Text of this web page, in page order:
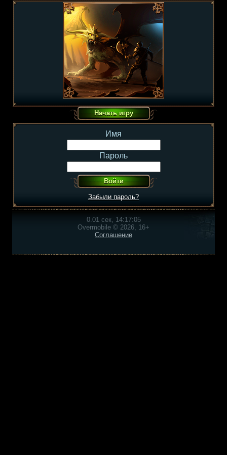
Имя
Пароль
Забыли пароль?
0.01 сек, 14:17:05
Overmobile © 2026, 16+
Соглашение